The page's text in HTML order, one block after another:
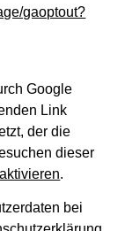
gaoptout?
Google
Link
der die
dieser
.
bei